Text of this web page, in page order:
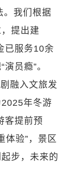
。我们根据
提出建
已服务10余
员瘾”。
融入文旅发
年冬游
客提前预
体验”，景区
步，未来的